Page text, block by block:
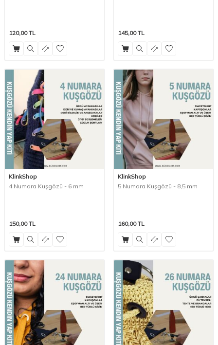
120,00TL 145,00TL
KlinkShop
4 Numara Kuşgözü - 6 mm
150,00TL
KlinkShop
5 Numara Kuşgözü - 8,5 mm
160,00TL